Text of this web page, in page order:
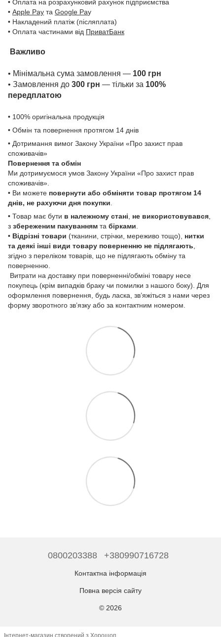
• Оплата на розрахунковий рахунок підприємства
• Apple Pay та Google Pay
• Накладений платіж (післяплата)
• Оплата частинами від ПриватБанк
Важливо
• Мінімальна сума замовлення — 100 грн
• Замовлення до 300 грн — тільки за 100%
передплатою
• 100% оригінальна продукція
• Обмін та повернення протягом 14 днів
• Дотримання вимог Закону України «Про захист прав
споживачів»
Повернення та обмін
Ми дотримуємося умов Закону України «Про захист прав
споживачів».
• Ви можете повернути або обміняти товар протягом 14
днів, не рахуючи дня покупки
• Товар має бути в належному стані не використовувався
з збереженим пакуванням та бірками
• Відрізні товари (тканини, стрічки, мереживо тощо), нитки
та деякі інші види товару поверненню не підлягають
згідно з переліком товарів, що не підлягають обміну та
поверненню.
Витрати на доставку при поверненні/обміні товару несе
покупець (крім випадків браку чи помилки з нашого боку). Для
оформлення повернення, будь ласка, зв’яжіться з нами через
форму зворотного зв’язку або за контактним номером.
0800203388 +380990716728
Контактна інформація
Повна версія сайту
© 2026